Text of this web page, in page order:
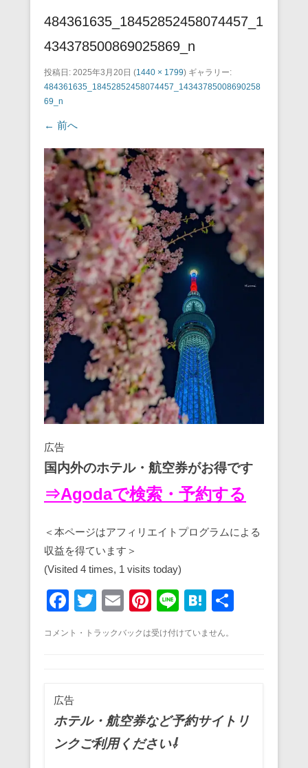
484361635_18452852458074457_1
434378500869025869_n
投稿日: 2025年3月20日 (1440 × 1799) ギャラリー:
484361635_18452852458074457_14343785008690258
69_n
← 前へ
広告
国内外のホテル・航空券がお得です
⇒Agodaで検索・予約する
＜本ページはアフィリエイトプログラムによる
収益を得ています＞
(Visited 4 times, 1 visits today)
F
c
b
o
o
k
T
tt
E
ail
Pi
nt
er
Li
e
H
e
コメント・トラックバックは受け付けていません。
広告
ホテル・航空券など予約サイトリ
ンクご利用ください⇩